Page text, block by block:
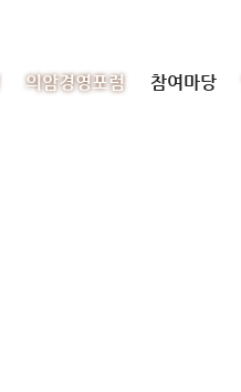
의암경영포럼 참여마당